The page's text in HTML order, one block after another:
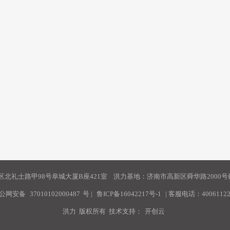
北礼士路甲98号阜城大厦B座421室 洪力基地：济南市高新区舜华路2000号
网安备 37010102000487 号 | 鲁ICP备16042217号-1 | 客服电话：
洪力 版权所有 技术支持： 开创云